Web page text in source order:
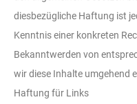
diesbezügliche Haftung ist
Kenntnis einer konkreten
Bekanntwerden von
wir diese Inhalte umgehend
Haftung für Links